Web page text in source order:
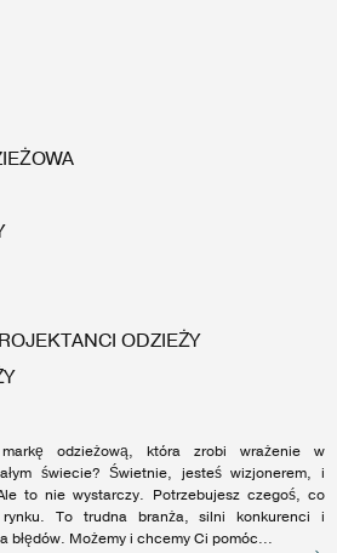
ODZIEŻY
odzieżową, która zrobi wrażenie w
świecie? Świetnie, jesteś wizjonerem, i
to nie wystarczy. Potrzebujesz czegoś, co
rynku. To trudna branża, silni konkurenci i
błędów. Możemy i chcemy Ci pomóc...